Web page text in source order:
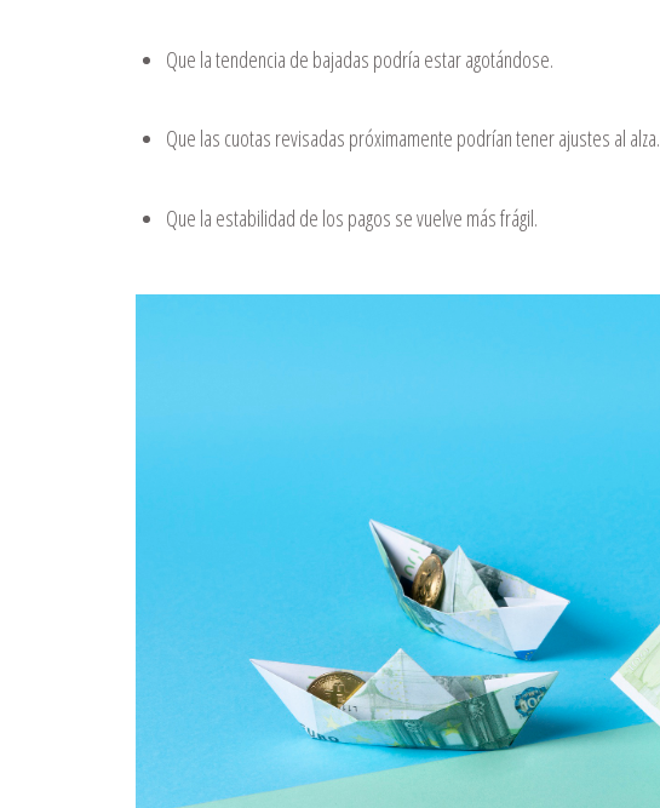
Que la tendencia de bajadas podría estar agotándose.
Que las cuotas revisadas próximamente podrían tener ajustes al alza.
Que la estabilidad de los pagos se vuelve más frágil.